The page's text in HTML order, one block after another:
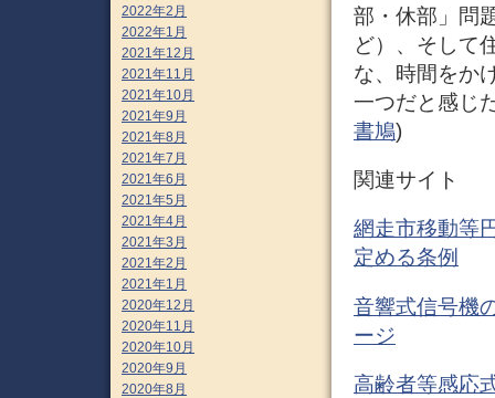
部・休部」問
ど）、そして
な、時間をか
一つだと感じ
書鳩)
関連サイト
網走市移動等
定める条例
音響式信号機
ージ
高齢者等感応
2022年2月
2022年1月
2021年12月
2021年11月
2021年10月
2021年9月
2021年8月
2021年7月
2021年6月
2021年5月
2021年4月
2021年3月
2021年2月
2021年1月
2020年12月
2020年11月
2020年10月
2020年9月
2020年8月